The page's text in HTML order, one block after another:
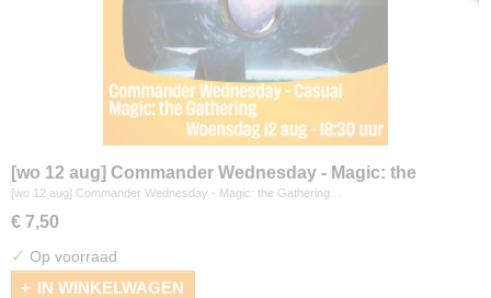
[wo 12 aug] Commander Wednesday - Magic: the
Gathering
[wo 12 aug] Commander Wednesday - Magic: the Gathering…
€ 7,50
✓ Op voorraad
IN WINKELWAGEN